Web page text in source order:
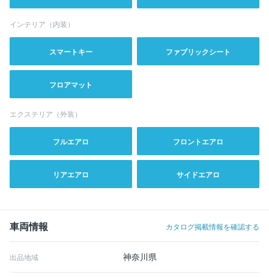
インテリア（内装）
スマートキー ファブリックシート
フロアマット
エクステリア（外装）
フルエアロ フロントエアロ
リアエアロ サイドエアロ
車両情報 カタログ掲載情報を確認する
出品地域 神奈川県